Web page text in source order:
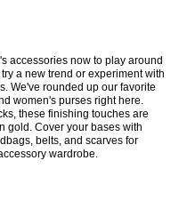
accessories now to play around
a new trend or experiment with
We've rounded up our favorite
women's purses right here.
these finishing touches are
gold. Cover your bases with
belts, and scarves for